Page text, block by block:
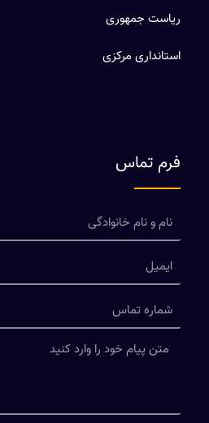
ریاست جمهوری
استانداری مرکزی
فرم تماس